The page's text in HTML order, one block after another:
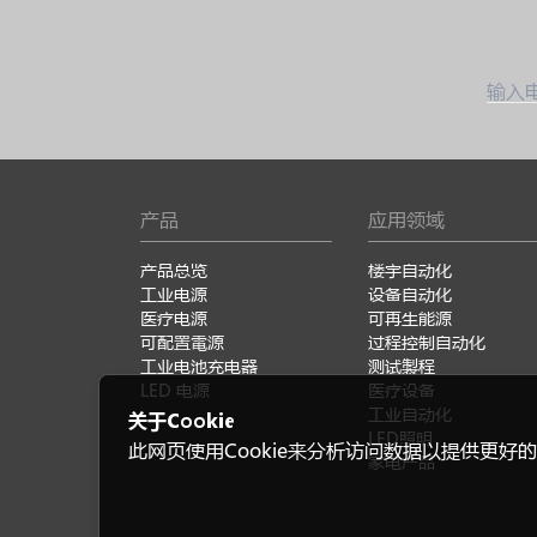
输入
产品
产品总览
工业电源
医疗电源
可配置電源
工业电池充电器
LED 电源
应用领域
楼宇自动化
设备自动化
可再生能源
过程控制自动化
测试製程
医疗设备
工业自动化
LED照明
家电产品
关于Cookie
此网页使用Cookie来分析访问数据以提供更好